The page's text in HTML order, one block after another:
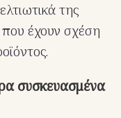
της
που έχουν σχέση
συσκευασμένα